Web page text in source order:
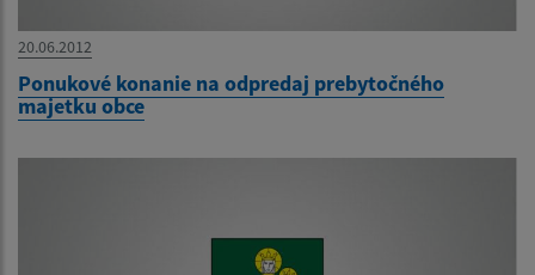
20.06.2012
Ponukové konanie na odpredaj prebytočného
majetku obce